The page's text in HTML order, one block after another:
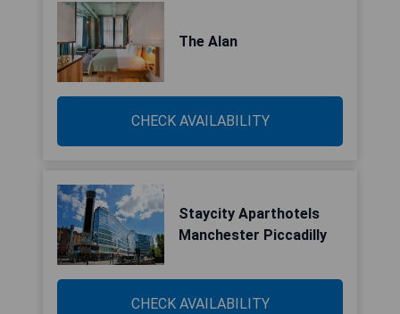
The Alan
CHECK AVAILABILITY
Staycity Aparthotels
Manchester Piccadilly
CHECK AVAILABILITY